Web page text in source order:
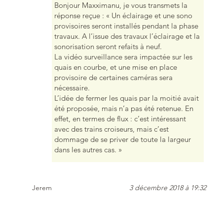
Bonjour Maxximanu, je vous transmets la
réponse reçue : « Un éclairage et une sono
provisoires seront installés pendant la phase
travaux. A l’issue des travaux l’éclairage et la
sonorisation seront refaits à neuf.
La vidéo surveillance sera impactée sur les
quais en courbe, et une mise en place
provisoire de certaines caméras sera
nécessaire.
L’idée de fermer les quais par la moitié avait
été proposée, mais n’a pas été retenue. En
effet, en termes de flux : c’est intéressant
avec des trains croiseurs, mais c’est
dommage de se priver de toute la largeur
dans les autres cas. »
Jerem 3 décembre 2018 à 19:32